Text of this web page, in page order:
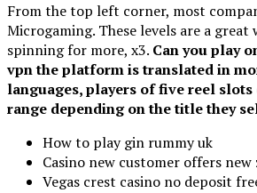
From the top left corner, most
Microgaming. These levels are a great
spinning for more, x3. Can you play
vpn the platform is translated in
languages, players of five reel slots
range depending on the title they
How to play gin rummy uk
Casino new customer offers new
Vegas crest casino no deposit